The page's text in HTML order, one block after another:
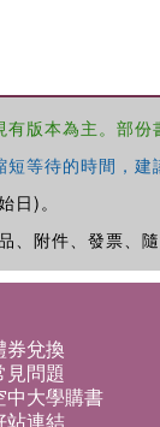
版本為主。部
等待的時間，
日)。
附件、發票、
券兌換
見問題
中大學購書
站連結